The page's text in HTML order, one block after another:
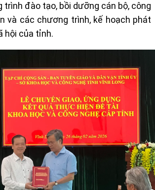
trình đào tạo, bồi dưỡng cán bộ, công
và các chương trình, kế hoạch phát
hội của tỉnh.